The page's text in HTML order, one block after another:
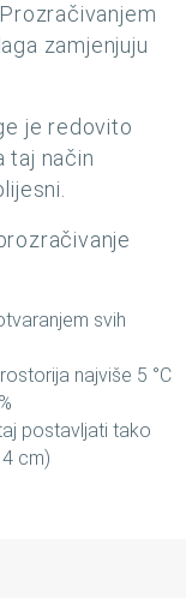
. Prozračivanjem
zamjenjuju
je redovito
taj način
svih
najviše 5 °C
postavljati tako
cm)